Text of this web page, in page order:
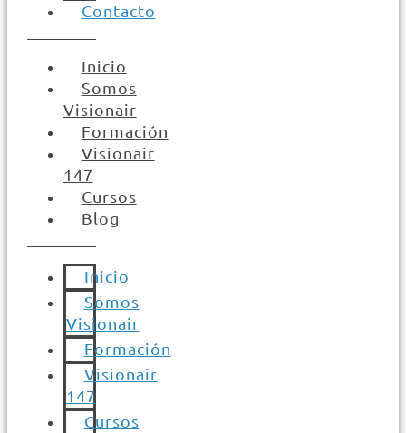
Contacto
Inicio
Somos
Visionair
Formación
Visionair
147
Cursos
Blog
Inicio
Somos
Visionair
Formación
Visionair
147
Cursos